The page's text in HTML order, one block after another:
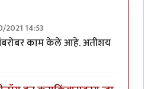
2021 14:53
त्याच्याbyएस
काम केले आहे. अतीशय